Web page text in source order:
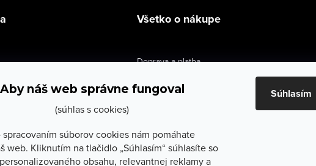
Aby náš web správne fungoval
(súhlas s cookies)
spracovaním súborov cookies nám pomáhate
web. Kliknutím na tlačidlo „Súhlasím“ súhlasíte so
obsahu, relevantnej reklamy a
Súhlasím
Všetko o nákupe
Doprava a platba
Výmena a vrátenie
Reklamačné podmienky
Ochrana osobných údajov